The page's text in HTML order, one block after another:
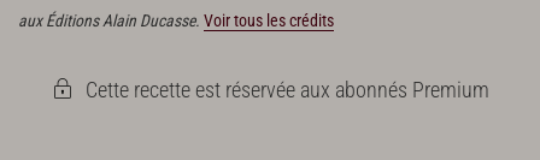
aux Éditions Alain Ducasse. Voir tous les crédits
Cette recette est réservée aux abonnés Premium